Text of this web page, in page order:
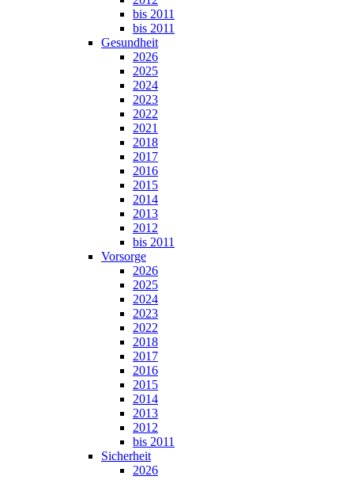
bis 2011
bis 2011
Gesundheit
2026
2025
2024
2023
2022
2021
2018
2017
2016
2015
2014
2013
2012
bis 2011
Vorsorge
2026
2025
2024
2023
2022
2018
2017
2016
2015
2014
2013
2012
bis 2011
Sicherheit
2026